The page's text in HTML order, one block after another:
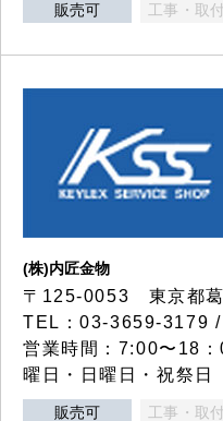
販売可 工事・取
(株)内匠金物
〒125-0053 東京都
TEL：03-3659-3179
営業時間：7:00〜18
曜日・日曜日・祝祭日
販売可 工事・取